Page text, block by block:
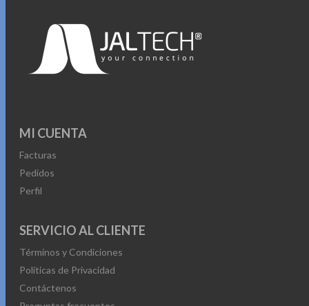
MI CUENTA
Facturas
Pedidos
Perfil
SERVICIO AL CLIENTE
Términos y Condiciones
Políticas de Privacidad
Contáctenos